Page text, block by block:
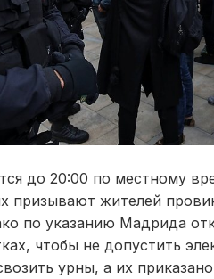
до 20:00 по местному
призывают жителей
по указанию Мадрида
чтобы не допустить
урны, а их